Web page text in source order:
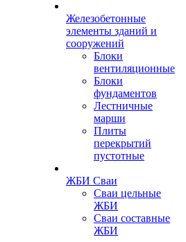
Железобетонные
элементы зданий и
сооружений
Блоки
вентиляционные
Блоки
фундаментов
Лестничные
марши
Плиты
перекрытий
пустотные
ЖБИ Сваи
Сваи цельные
ЖБИ
Сваи составные
ЖБИ